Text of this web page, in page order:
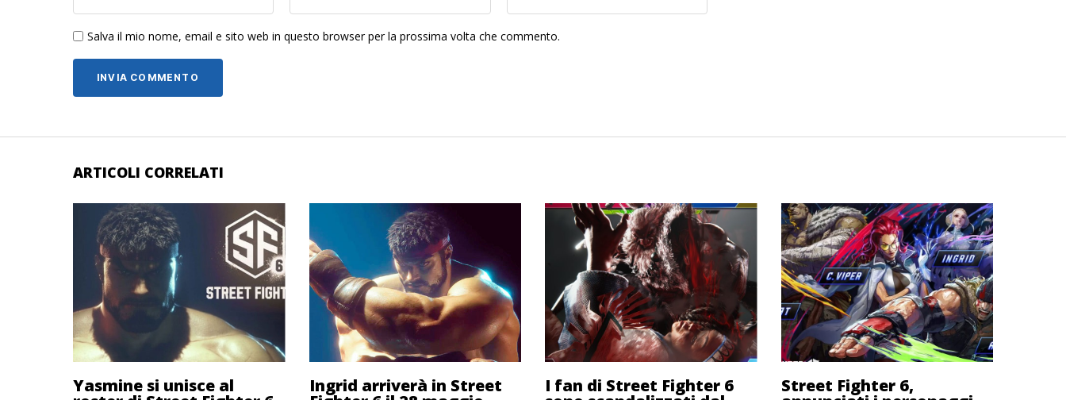
Salva il mio nome, email e sito web in questo browser per la prossima volta che commento.
ARTICOLI CORRELATI
Yasmine si unisce al Ingrid arriverà in Street I fan di Street Fighter 6 Street Fighter 6,